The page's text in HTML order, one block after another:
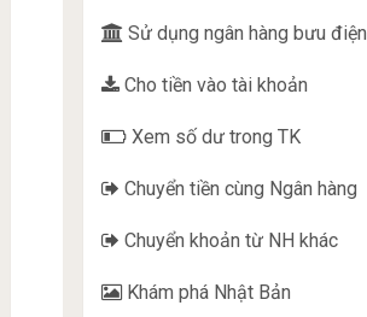
Sử dụng ngân hàng bưu điện
Cho tiền vào tài khoản
Xem số dư trong TK
Chuyển tiền cùng Ngân hàng
Chuyển khoản từ NH khác
Khám phá Nhật Bản